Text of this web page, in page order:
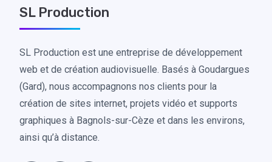
SL Production
SL Production est une entreprise de développement
web et de création audiovisuelle. Basés à Goudargues
(Gard), nous accompagnons nos clients pour la
création de sites internet, projets vidéo et supports
graphiques à Bagnols-sur-Cèze et dans les environs,
ainsi qu’à distance.